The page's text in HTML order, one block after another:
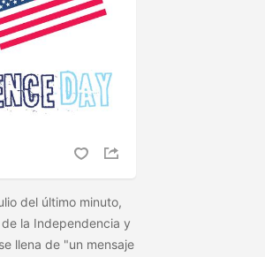
del último minuto,
la Independencia y
llena de "un mensaje